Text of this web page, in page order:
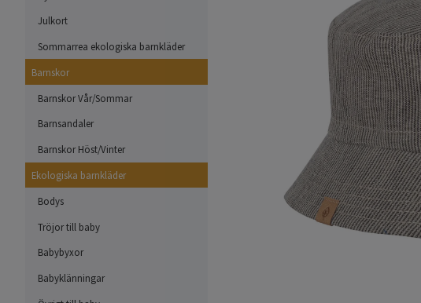
Julkort
Sommarrea ekologiska barnkläder
Barnskor
Barnskor Vår/Sommar
Barnsandaler
Barnskor Höst/Vinter
Ekologiska barnkläder
Bodys
Tröjor till baby
Babybyxor
Babyklänningar